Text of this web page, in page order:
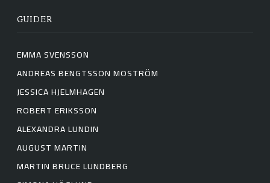
GUIDER
EMMA SVENSSON
ANDREAS BENGTSSON MOSTRÖM
JESSICA HJELMHAGEN
ROBERT ERIKSSON
ALEXANDRA LUNDIN
AUGUST MARTIN
MARTIN BRUCE LUNDBERG